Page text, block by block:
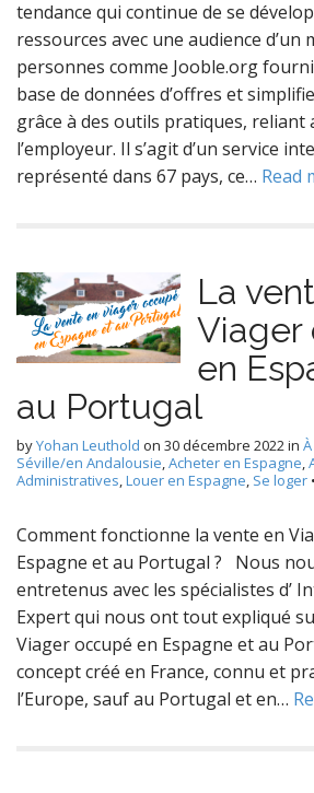
tendance qui continue de se
ressources avec une audience d’un
personnes comme Jooble.org
base de données d’offres et
grâce à des outils pratiques, reliant
l’employeur. Il s’agit d’un service
représenté dans 67 pays, ce… Read
La
Viager
en
au Portugal
byYohan Leuthold on 30 décembre 2022in
Séville/en Andalousie,Acheter en Espagne,
Administratives,Louer en Espagne, Se loger •
Comment fonctionne la vente en
Espagne et au Portugal ? Nous
entretenus avec les spécialistes d’
Expert qui nous ont tout expliqué
Viager occupé en Espagne et au
concept créé en France, connu et
l’Europe, sauf au Portugal et en…